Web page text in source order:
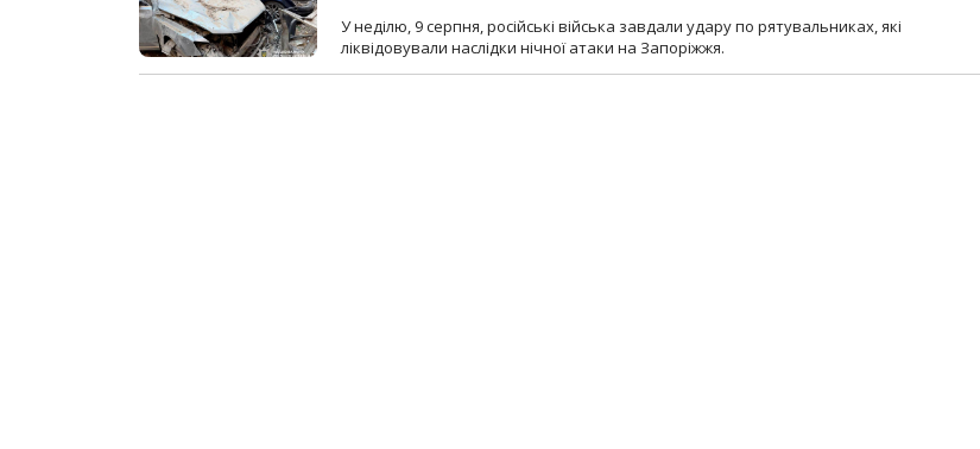
У неділю, 9 серпня, російські війська завдали удару по рятувальниках, які
ліквідовували наслідки нічної атаки на Запоріжжя.